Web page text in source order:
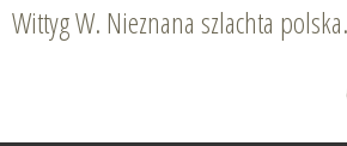
Wittyg W. Nieznana szlachta